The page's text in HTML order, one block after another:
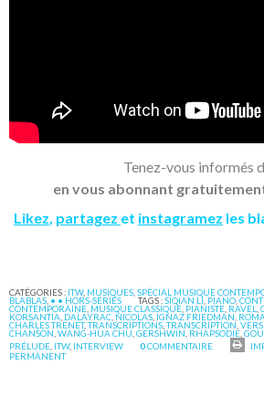
Tenez-vous informés
en vous abonnant
Likez, partagez et instagramez les
CATÉGORIES : ITW, MUSIQUES ,SPÉCIAL MUSIQUE
BLABLAS • • HORS-SÉRIES TAGS :SIQIAN LI PIANO ,
CONTEMPORAINE MUSIQUE CLASSIQUE PIANISTE RAVEL ,
KORSANTIA DALAYRAC NICOLAS IGNAZ FRIEDMAN
CHARLES TRENET,TRANSCRIPTIONS ,TRANSCRIPTION ,
CHANSON ,WANG-HUA CHU ,GERSHWIN RHAPSODIE ,
PRÉLUDE ITW, INTERVIEW 0COMMENTAIRE
PERMANENT